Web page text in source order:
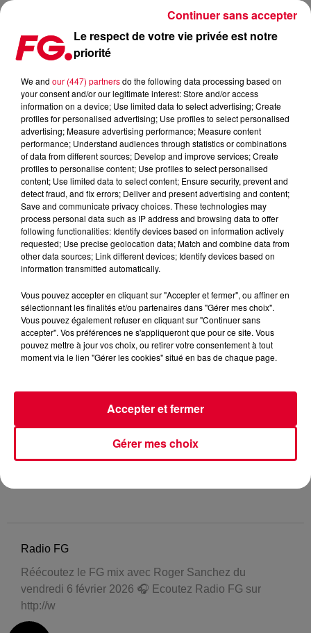
FG MIX : ROGER SANCHEZ
Radio FG
Réécoutez le FG mix avec Roger Sanchez du
vendredi 6 février 2026 🎧 Ecoutez Radio FG sur
http://w
Le respect de votre vie privée est notre
priorité
We and our (447) partnersdo the following data processing based on
your consent and/or our legitimate interest: Store and/or access
information on a device; Use limited data to select advertising; Create
profiles for personalised advertising; Use profiles to select personalised
advertising; Measure advertising performance; Measure content
performance; Understand audiences through statistics or combinations
of data from different sources; Develop and improve services; Create
profiles to personalise content; Use profiles to select personalised
content; Use limited data to select content; Ensure security, prevent and
detect fraud, and fix errors; Deliver and present advertising and content;
Save and communicate privacy choices. These technologies may
process personal data such as IP address and browsing data to offer
following functionalities: Identify devices based on information actively
requested; Use precise geolocation data; Match and combine data from
other data sources; Link different devices; Identify devices based on
information transmitted automatically.
Vous pouvez accepter en cliquant sur "Accepter et fermer", ou affiner en
sélectionnant les finalités et/ou partenaires dans "Gérer mes choix".
Vous pouvez également refuser en cliquant sur "Continuer sans
accepter". Vos préférences ne s'appliqueront que pour ce site. Vous
pouvez mettre à jour vos choix, ou retirer votre consentement à tout
moment via le lien "Gérer les cookies" situé en bas de chaque page.
Gérer mes choix
Accepter et fermer
Continuer sans accepter